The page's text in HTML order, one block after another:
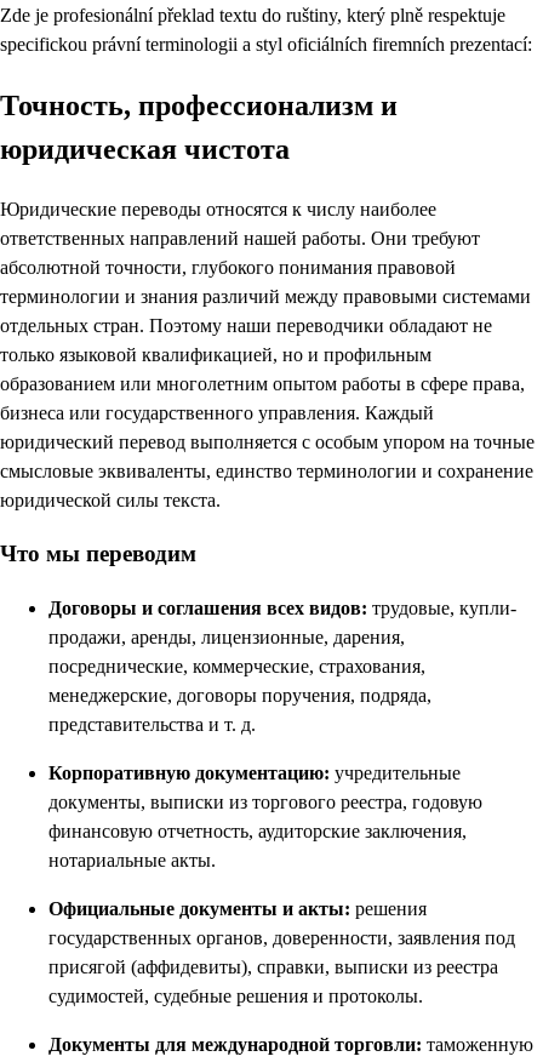
Zde je profesionální překlad textu do ruštiny, který plně respektuje
specifickou právní terminologii a styl oficiálních firemních prezentací:
Точность, профессионализм и
юридическая чистота
Юридические переводы относятся к числу наиболее
ответственных направлений нашей работы. Они требуют
абсолютной точности, глубокого понимания правовой
терминологии и знания различий между правовыми системами
отдельных стран. Поэтому наши переводчики обладают не
только языковой квалификацией, но и профильным
образованием или многолетним опытом работы в сфере права,
бизнеса или государственного управления. Каждый
юридический перевод выполняется с особым упором на точные
смысловые эквиваленты, единство терминологии и сохранение
юридической силы текста.
Что мы переводим
Договоры и соглашения всех видов: трудовые, купли-
продажи, аренды, лицензионные, дарения,
посреднические, коммерческие, страхования,
менеджерские, договоры поручения, подряда,
представительства и т. д.
Корпоративную документацию: учредительные
документы, выписки из торгового реестра, годовую
финансовую отчетность, аудиторские заключения,
нотариальные акты.
Официальные документы и акты: решения
государственных органов, доверенности, заявления под
присягой (аффидевиты), справки, выписки из реестра
судимостей, судебные решения и протоколы.
Документы для международной торговли: таможенную